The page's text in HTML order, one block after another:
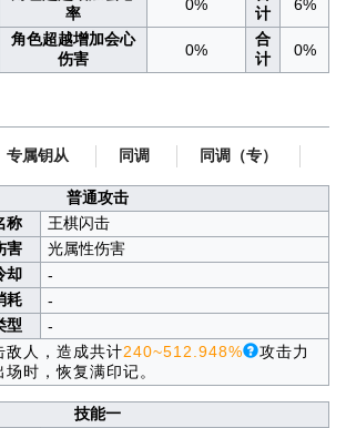
率
0%
计
6%
角色超越增加会心
伤害
0%
合
计
0%
专属钥从 同调 同调（专）
普通攻击
称
王棋闪击
害
光属性伤害
却
-
耗
-
型
-
敌人，造成共计240~512.948%
攻击力
时，恢复满印记。
技能一